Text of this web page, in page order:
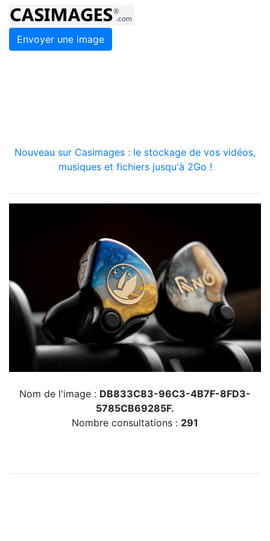
Envoyer une image
Nouveau sur Casimages : le stockage de vos vidéos,
musiques et fichiers jusqu'à 2Go !
Nom de l'image : DB833C83-96C3-4B7F-8FD3-
5785CB69285F.
Nombre consultations : 291